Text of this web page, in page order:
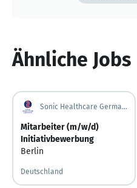
Ähnliche Jobs
Sonic Healthcare Germany
Mitarbeiter (m/w/d)
Initiativbewerbung
Berlin
Deutschland